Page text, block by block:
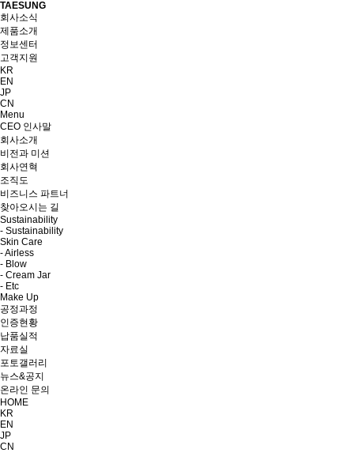
TAESUNG
회사소식
제품소개
정보센터
고객지원
KR
EN
JP
CN
Menu
CEO 인사말
회사소개
비전과 미션
회사연혁
조직도
비즈니스 파트너
찾아오시는 길
Sustainability
- Sustainability
Skin Care
- Airless
- Blow
- Cream Jar
- Etc
Make Up
공정과정
인증현황
납품실적
자료실
포토갤러리
뉴스&공지
온라인 문의
HOME
KR
EN
JP
CN